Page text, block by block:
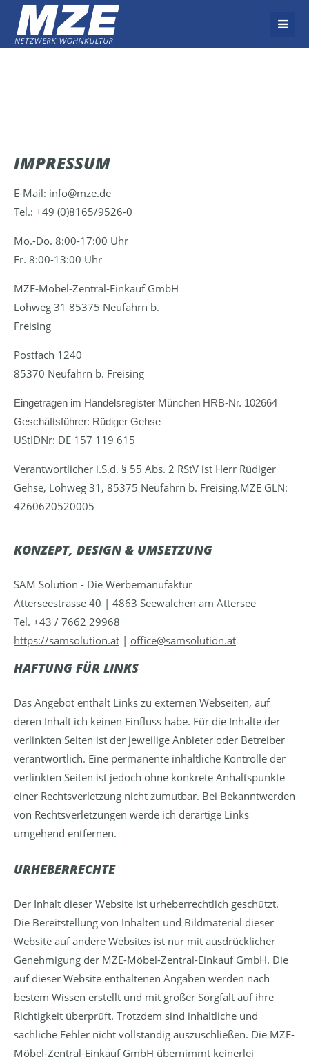
Der Eintrag "offcanvas-col1" existiert leider nicht.
Der Eintrag "offcanvas-col4" existiert leider nicht.
IMPRESSUM
E-Mail: info@mze.de
Tel.: +49 (0)8165/9526-0
Mo.-Do. 8:00-17:00 Uhr
Fr. 8:00-13:00 Uhr
MZE-Möbel-Zentral-Einkauf GmbH
Lohweg 31 85375 Neufahrn b.
Freising
Postfach 1240
85370 Neufahrn b. Freising
Eingetragen im Handelsregister München HRB-Nr. 102664
Geschäftsführer: Rüdiger Gehse
UStIDNr: DE 157 119 615
Verantwortlicher i.S.d. § 55 Abs. 2 RStV ist Herr Rüdiger
Gehse, Lohweg 31, 85375 Neufahrn b. Freising.MZE GLN:
4260620520005
KONZEPT, DESIGN & UMSETZUNG
SAM Solution - Die Werbemanufaktur
Atterseestrasse 40 | 4863 Seewalchen am Attersee
Tel. +43 / 7662 29968
https://samsolution.at | office@samsolution.at
HAFTUNG FÜR LINKS
Das Angebot enthält Links zu externen Webseiten, auf
deren Inhalt ich keinen Einfluss habe. Für die Inhalte der
verlinkten Seiten ist der jeweilige Anbieter oder Betreiber
verantwortlich. Eine permanente inhaltliche Kontrolle der
verlinkten Seiten ist jedoch ohne konkrete Anhaltspunkte
einer Rechtsverletzung nicht zumutbar. Bei Bekanntwerden
von Rechtsverletzungen werde ich derartige Links
umgehend entfernen.
URHEBERRECHTE
Der Inhalt dieser Website ist urheberrechtlich geschützt.
Die Bereitstellung von Inhalten und Bildmaterial dieser
Website auf andere Websites ist nur mit ausdrücklicher
Genehmigung der MZE-Möbel-Zentral-Einkauf GmbH. Die
auf dieser Website enthaltenen Angaben werden nach
bestem Wissen erstellt und mit großer Sorgfalt auf ihre
Richtigkeit überprüft. Trotzdem sind inhaltliche und
sachliche Fehler nicht vollständig auszuschließen. Die MZE-
Möbel-Zentral-Einkauf GmbH übernimmt keinerlei